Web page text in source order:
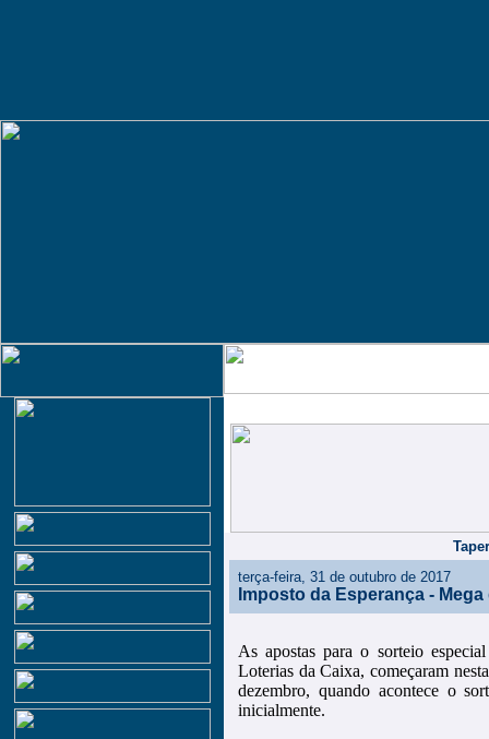
terça-feira, 31 de outubro de 2017
Imposto da Esperança -
As apostas para o sorteio
Loterias da Caixa, começaram
dezembro, quando acontece o
inicialmente.